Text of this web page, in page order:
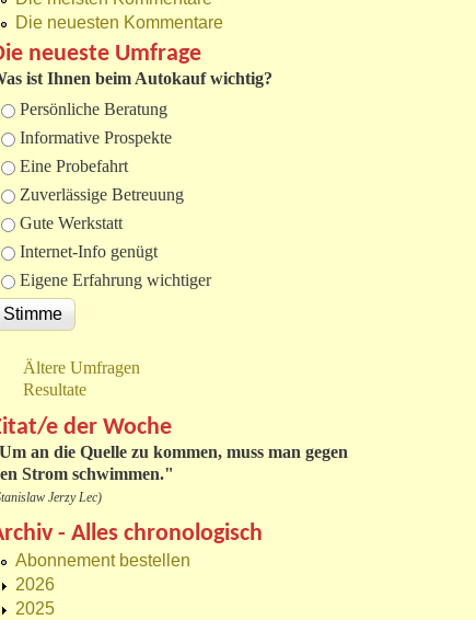
Die neuesten Kommentare
neueste Umfrage
ist Ihnen beim Autokauf wichtig?
Auswahlmöglichkeiten
Persönliche Beratung
Informative Prospekte
Eine Probefahrt
Zuverlässige Betreuung
Gute Werkstatt
Internet-Info genügt
Eigene Erfahrung wichtiger
Ältere Umfragen
Resultate
e der Woche
Um an die Quelle zu kommen, muss man gegen
Strom schwimmen."
Jerzy Lec)
- Alles chronologisch
Abonnement bestellen
2026
2025